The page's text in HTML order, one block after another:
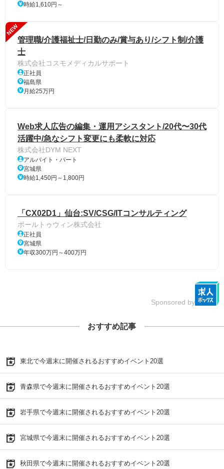
時給1,610円～
NEW
管理職/介護福祉士/日勤のみ/賞与あり/シフト制/介護
士
株式会社コスモメディカルサポート
正社員
福島県
月給25万円
Web求人広告の編集・運用アシスタント/20代〜30代
活躍中/急なシフト変更にも柔軟に対応
株式会社DYM NEXT
アルバイト・パート
宮城県
時給1,450円～1,800円
「CX02D1」仙台:SV/CSG/ITコンサルティング
ポールトゥウィン株式会社
正社員
宮城県
年収300万円～400万円
Sponsored by
おすすめ記事
東北で今週末に開催されるおすすめイベント20選
青森県で今週末に開催されるおすすめイベント20選
岩手県で今週末に開催されるおすすめイベント20選
宮城県で今週末に開催されるおすすめイベント20選
秋田県で今週末に開催されるおすすめイベント20選